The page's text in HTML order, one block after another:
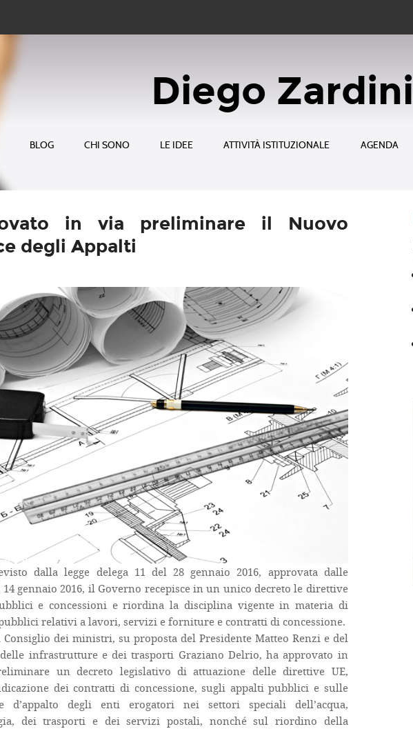
Diego Zardini
BLOG CHI SONO LE IDEE ATTIVITÀ ISTITUZIONALE AGENDA
in via preliminare il Nuovo
degli Appalti
dalla legge delega 11 del 28 gennaio 2016, approvata dalle
14 gennaio 2016, il Governo recepisce in un unico decreto le direttive
e concessioni e riordina la disciplina vigente in materia di
relativi a lavori, servizi e forniture e contratti di concessione.
dei ministri, su proposta del Presidente Matteo Renzi e del
infrastrutture e dei trasporti Graziano Delrio, ha approvato in
un decreto legislativo di attuazione delle direttive UE,
dei contratti di concessione, sugli appalti pubblici e sulle
d’appalto degli enti erogatori nei settori speciali dell’acqua,
dei trasporti e dei servizi postali, nonché sul riordino della